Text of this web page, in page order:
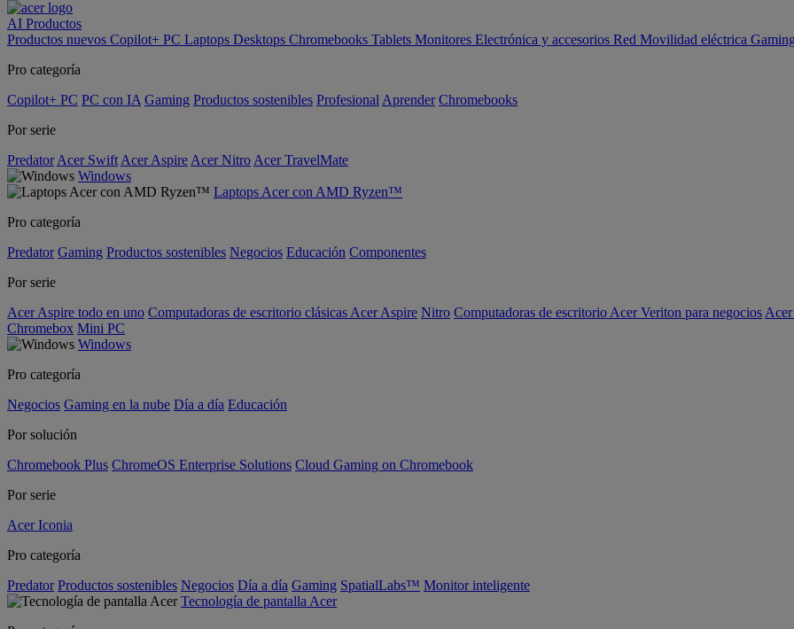
AI Productos
Productos nuevos Copilot+ PC Laptops Desktops Chromebooks Tablets Monitores Electrónica y accesorios Red Movilidad eléctrica
Pro categoría
Copilot+ PC PC con IA Gaming Productos sostenibles Profesional Aprender Chromebooks
Por serie
Predator Acer Swift Acer Aspire Acer Nitro Acer TravelMate
Windows
Laptops Acer con AMD Ryzen™
Pro categoría
Predator Gaming Productos sostenibles Negocios Educación Componentes
Por serie
Acer Aspire todo en uno Computadoras de escritorio clásicas Acer Aspire Nitro Computadoras de escritorio Acer Veriton para negocios
Chromebox Mini PC
Windows
Pro categoría
Negocios Gaming en la nube Día a día Educación
Por solución
Chromebook Plus ChromeOS Enterprise Solutions Cloud Gaming on Chromebook
Por serie
Acer Iconia
Pro categoría
Predator Productos sostenibles Negocios Día a día Gaming SpatialLabs™ Monitor inteligente
Tecnología de pantalla Acer